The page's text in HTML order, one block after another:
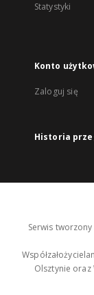
Statystyki
Konto
Zaloguj się
Historia
Serwis
Olsztynie oraz